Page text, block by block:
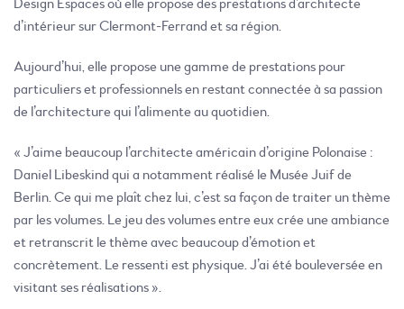
Design Espaces où elle propose des prestations d’architecte
d’intérieur sur Clermont-Ferrand et sa région.
Aujourd’hui, elle propose une gamme de prestations pour
particuliers et professionnels en restant connectée à sa passion
de l’architecture qui l’alimente au quotidien.
« J’aime beaucoup l’architecte américain d’origine Polonaise :
Daniel Libeskind qui a notamment réalisé le Musée Juif de
Berlin. Ce qui me plaît chez lui, c’est sa façon de traiter un thème
par les volumes. Le jeu des volumes entre eux crée une ambiance
et retranscrit le thème avec beaucoup d’émotion et
concrètement. Le ressenti est physique. J’ai été bouleversée en
visitant ses réalisations ».